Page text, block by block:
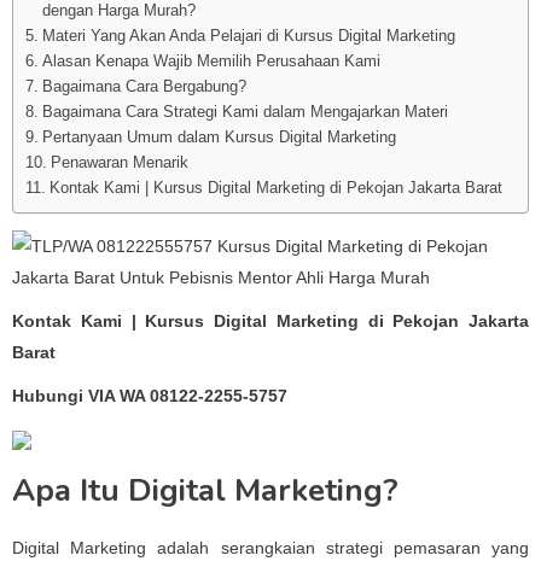
dengan Harga Murah?
Materi Yang Akan Anda Pelajari di Kursus Digital Marketing
Alasan Kenapa Wajib Memilih Perusahaan Kami
Bagaimana Cara Bergabung?
Bagaimana Cara Strategi Kami dalam Mengajarkan Materi
Pertanyaan Umum dalam Kursus Digital Marketing
Penawaran Menarik
Kontak Kami | Kursus Digital Marketing di Pekojan Jakarta Barat
Kontak Kami | Kursus Digital Marketing di Pekojan Jakarta
Barat
Hubungi VIA WA 08122-2255-5757
Apa Itu Digital Marketing?
Digital Marketing adalah serangkaian strategi pemasaran yang